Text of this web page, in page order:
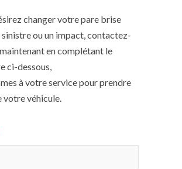
changer votre pare brise
sinistre ou un impact, contactez-
en complétant le
ci-dessous,
à votre service pour prendre
votre véhicule.